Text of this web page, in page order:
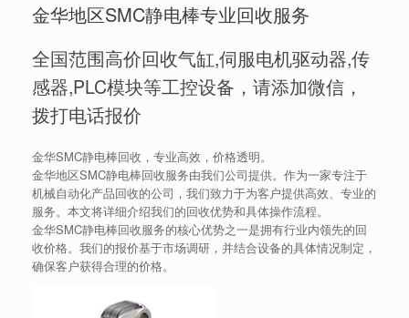
金华地区SMC静电棒专业回收服务
全国范围高价回收气缸,伺服电机驱动器,传
感器,PLC模块等工控设备，请添加微信，
拨打电话报价
金华SMC静电棒回收，专业高效，价格透明。
金华地区SMC静电棒回收服务由我们公司提供。作为一家专注于
机械自动化产品回收的公司，我们致力于为客户提供高效、专业的
服务。本文将详细介绍我们的回收优势和具体操作流程。
金华SMC静电棒回收服务的核心优势之一是拥有行业内领先的回
收价格。我们的报价基于市场调研，并结合设备的具体情况制定，
确保客户获得合理的价格。